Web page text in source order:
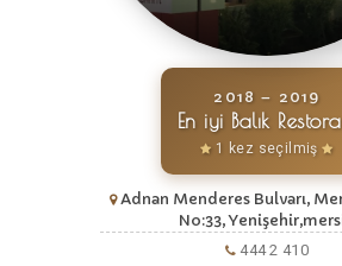
2018 – 2019
En iyi Balık
1 kez seçilmiş
Adnan Menderes Bulvarı,
No:33,
444 2 410